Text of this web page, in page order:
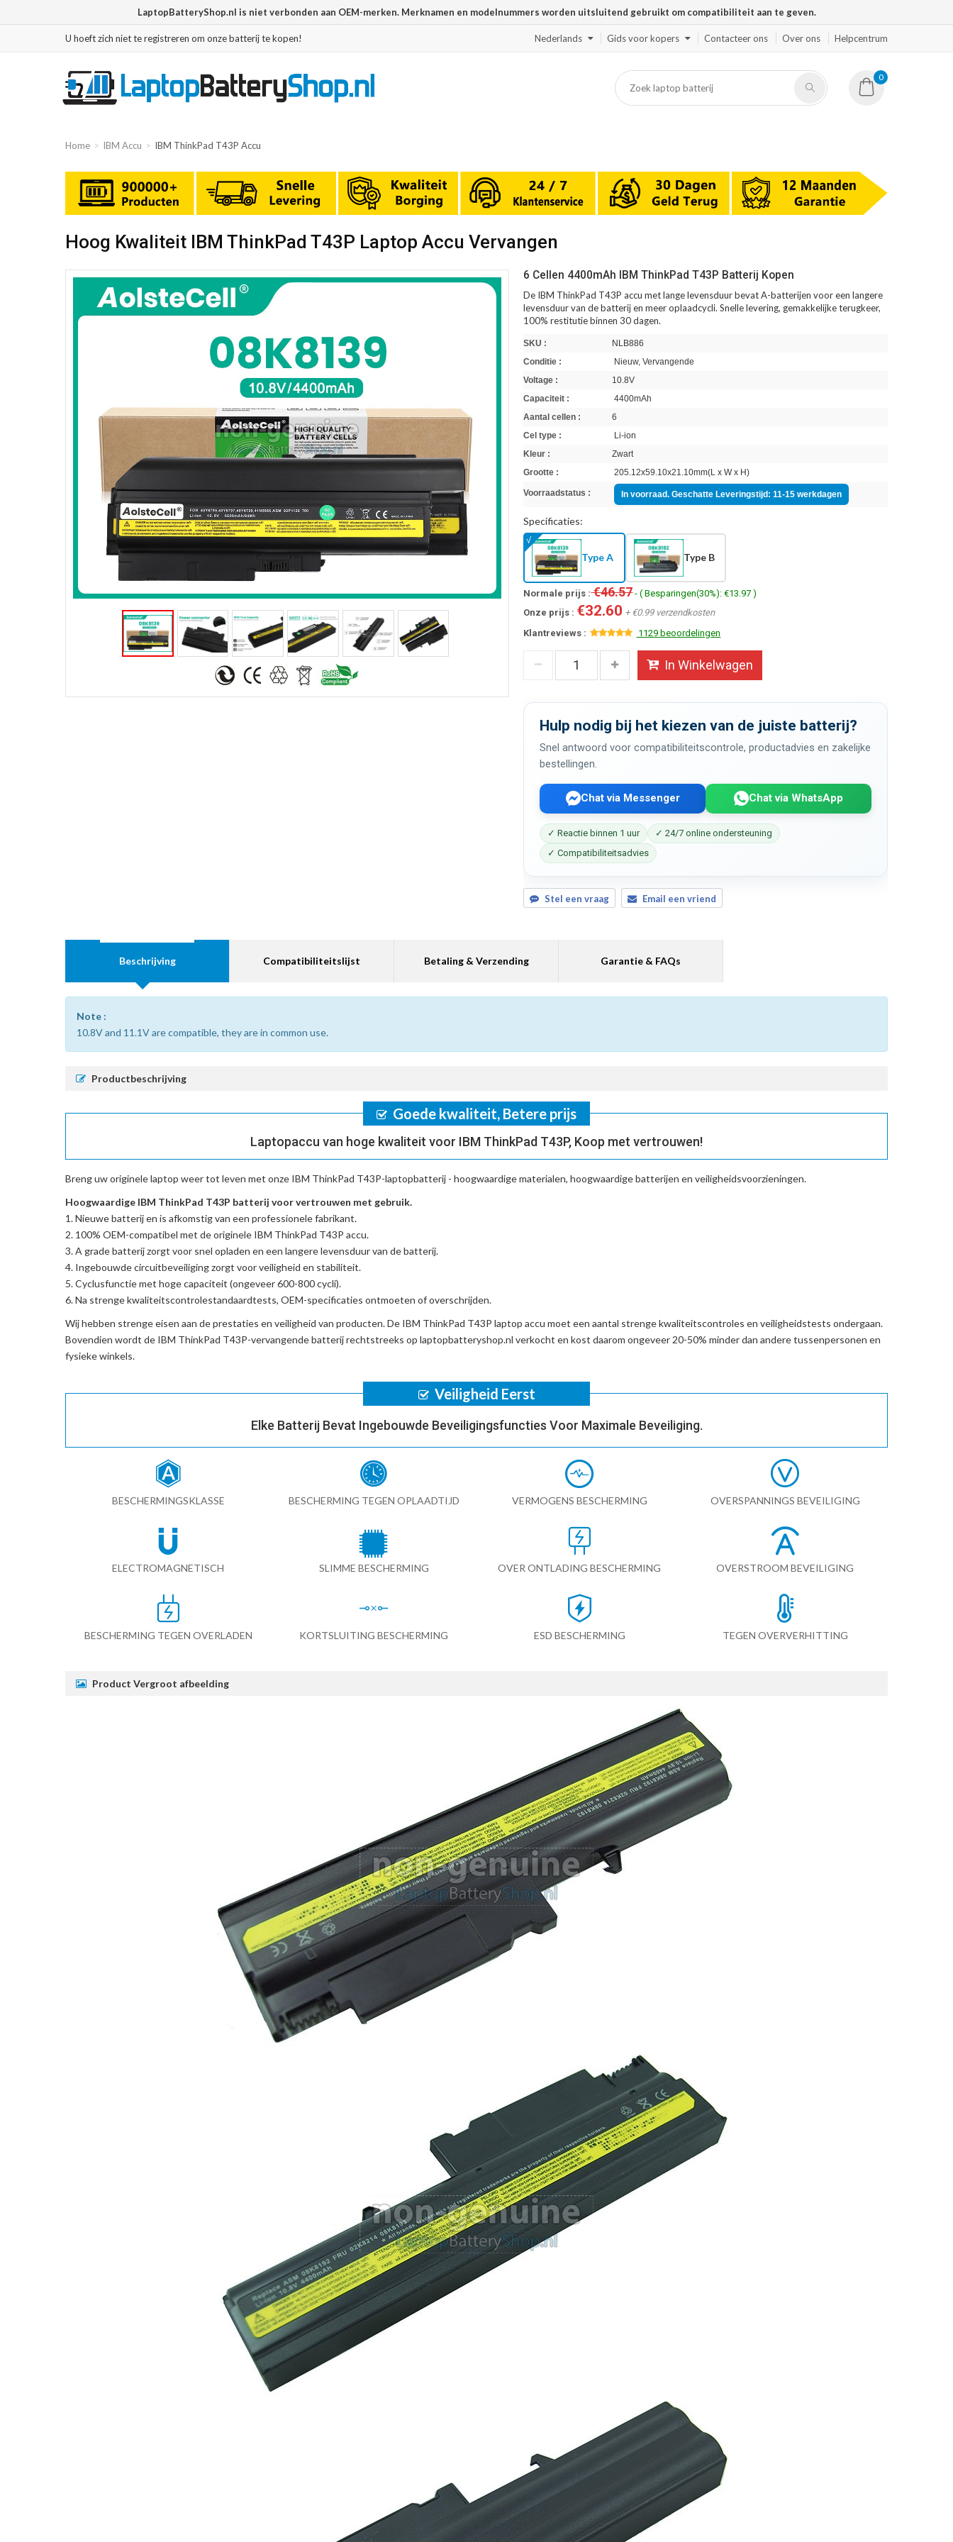
LaptopBatteryShop.nl is niet verbonden aan OEM-merken. Merknamen en modelnummers worden uitsluitend gebruikt om compatibiliteit aan te geven.
U hoeft zich niet te registreren om onze batterij te kopen! Nederlands Gids voor kopers Contacteer ons Over ons Helpcentrum
0
Home IBM Accu IBM ThinkPad T43P Accu
Hoog Kwaliteit IBM ThinkPad T43P Laptop Accu Vervangen
6 Cellen 4400mAh IBM ThinkPad T43P Batterij Kopen
De IBM ThinkPad T43P accu met lange levensduur bevat A-batterijen voor een langere
levensduur van de batterij en meer oplaadcycli. Snelle levering, gemakkelijke terugkeer,
100% restitutie binnen 30 dagen.
SKU :
NLB886
Conditie :
Nieuw, Vervangende
Voltage :
10.8V
Capaciteit :
4400mAh
Aantal cellen :
6
Cel type :
Li-ion
Kleur :
Zwart
Grootte :
205.12x59.10x21.10mm(L x W x H)
Voorraadstatus : In voorraad. Geschatte Leveringstijd: 11-15 werkdagen
Specificaties:
Type A Type B
Normale prijs :€46.57- ( Besparingen(30%): €13.97 )
Onze prijs : €32.60 + €0.99 verzendkosten
Klantreviews :
1129 beoordelingen
In Winkelwagen
Hulp nodig bij het kiezen van de juiste batterij?
Snel antwoord voor compatibiliteitscontrole, productadvies en zakelijke
bestellingen.
Chat via Messenger Chat via WhatsApp
✓ Reactie binnen 1 uur
✓ 24/7 online ondersteuning
✓ Compatibiliteitsadvies
Stel een vraag Email een vriend
Beschrijving Compatibiliteitslijst Betaling & Verzending Garantie & FAQs
Note :
10.8V and 11.1V are compatible, they are in common use.
Productbeschrijving
Goede kwaliteit, Betere prijs
Laptopaccu van hoge kwaliteit voor IBM ThinkPad T43P, Koop met vertrouwen!
Breng uw originele laptop weer tot leven met onze IBM ThinkPad T43P-laptopbatterij - hoogwaardige materialen, hoogwaardige batterijen en veiligheidsvoorzieningen.
Hoogwaardige IBM ThinkPad T43P batterij voor vertrouwen met gebruik.
Nieuwe batterij en is afkomstig van een professionele fabrikant.
100% OEM-compatibel met deoriginele IBM ThinkPad T43P accu.
A grade batterij zorgt voor snel opladen en een langere levensduur van de batterij.
Ingebouwde circuitbeveiliging zorgt voor veiligheid en stabiliteit.
Cyclusfunctie met hoge capaciteit (ongeveer 600-800 cycli).
Na strenge kwaliteitscontrolestandaardtests, OEM-specificaties ontmoeten of overschrijden.
Wij hebben strenge eisen aan de prestaties en veiligheid van producten. De IBM ThinkPad T43P laptop accu moet een aantal strenge kwaliteitscontroles en veiligheidstests ondergaan.
Bovendien wordt de IBM ThinkPad T43P-vervangende batterijrechtstreeks op laptopbatteryshop.nl verkocht en kost daarom ongeveer 20-50% minder dan andere tussenpersonen en
fysieke winkels.
Veiligheid Eerst
Elke Batterij Bevat Ingebouwde Beveiligingsfuncties Voor Maximale Beveiliging.
BESCHERMINGSKLASSE BESCHERMING TEGEN OPLAADTIJD VERMOGENS BESCHERMING OVERSPANNINGS BEVEILIGING
ELECTROMAGNETISCH SLIMME BESCHERMING OVER ONTLADING BESCHERMING OVERSTROOM BEVEILIGING
BESCHERMING TEGEN OVERLADEN KORTSLUITING BESCHERMING ESD BESCHERMING TEGEN OVERVERHITTING
Product Vergroot afbeelding